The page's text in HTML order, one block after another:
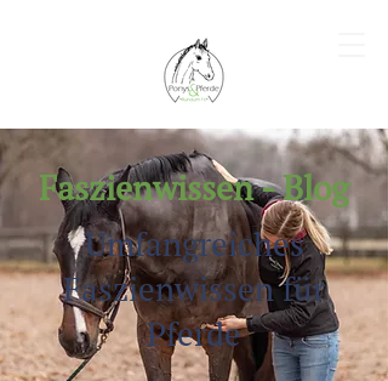
Faszienwissen - Blog
Umfangreiches
Faszienwissen für
Pferde